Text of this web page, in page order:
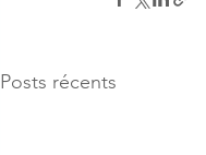
Posts récents